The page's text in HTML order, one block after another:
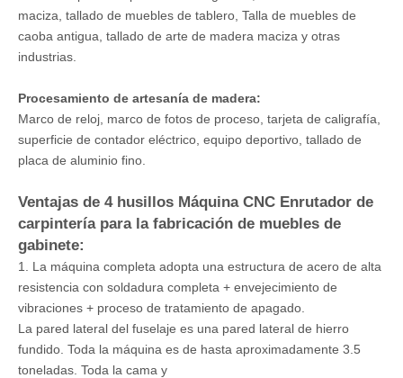
maciza, tallado de muebles de tablero, Talla de muebles de
caoba antigua, tallado de arte de madera maciza y otras
industrias.
Procesamiento de artesanía de madera:
Marco de reloj, marco de fotos de proceso, tarjeta de caligrafía,
superficie de contador eléctrico, equipo deportivo, tallado de
placa de aluminio fino.
Ventajas de 4 husillos Máquina CNC Enrutador de
carpintería para la fabricación de muebles de
gabinete:
1. La máquina completa adopta una estructura de acero de alta
resistencia con soldadura completa + envejecimiento de
vibraciones + proceso de tratamiento de apagado.
La pared lateral del fuselaje es una pared lateral de hierro
fundido. Toda la máquina es de hasta aproximadamente 3.5
toneladas. Toda la cama y